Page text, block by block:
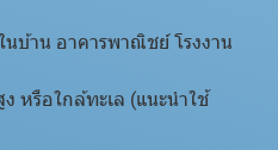
นบ้าน อาคารพาณิชย์ โรงงาน
หรือใกล้ทะเล (แนะนำใช้